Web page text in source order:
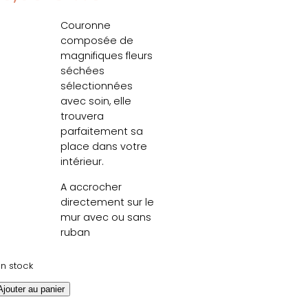
Couronne
composée de
magnifiques fleurs
séchées
sélectionnées
avec soin, elle
trouvera
parfaitement sa
place dans votre
intérieur.
A accrocher
directement sur le
mur avec ou sans
ruban
stock
au panier